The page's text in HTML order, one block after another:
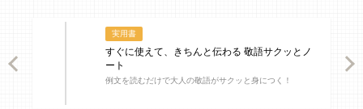
実用書
すぐに使えて、きちんと伝わる 敬語サクッとノ
ート
例文を読むだけで大人の敬語がサクッと身につく！